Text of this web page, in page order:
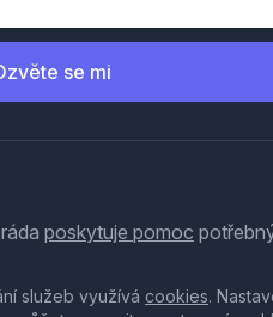
se mi
poskytuje pomoc
služeb využívá cookies.